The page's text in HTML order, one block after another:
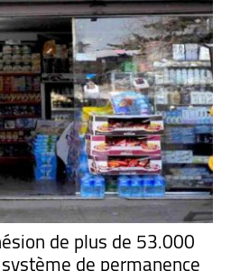
de plus de 53.000